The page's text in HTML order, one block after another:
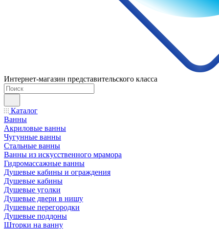
Интернет-магазин представительского класса
Каталог
Ванны
Акриловые ванны
Чугунные ванны
Стальные ванны
Ванны из искусственного мрамора
Гидромассажные ванны
Душевые кабины и ограждения
Душевые кабины
Душевые уголки
Душевые двери в нишу
Душевые перегородки
Душевые поддоны
Шторки на ванну